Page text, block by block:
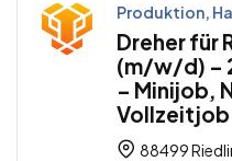
Produktion,
Dreher für
(m/w/d) –
– Minijob,
Vollzeitjob
88499